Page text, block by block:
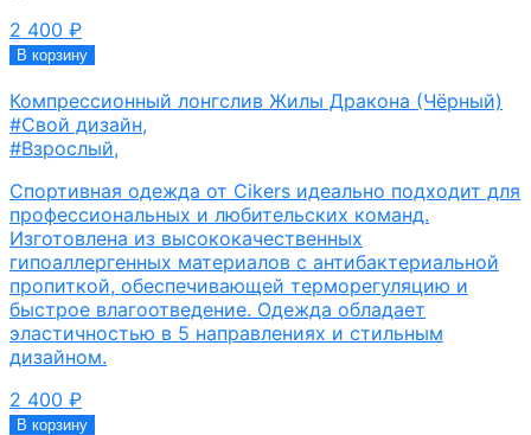
2 400 ₽
В корзину
Компрессионный лонгслив Жилы Дракона (Чёрный)
#Свой дизайн,
#Взрослый,
Спортивная одежда от Cikers идеально подходит для
профессиональных и любительских команд.
Изготовлена из высококачественных
гипоаллергенных материалов с антибактериальной
пропиткой, обеспечивающей терморегуляцию и
быстрое влагоотведение. Одежда обладает
эластичностью в 5 направлениях и стильным
дизайном.
2 400 ₽
В корзину